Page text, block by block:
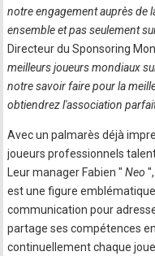
notre engagement auprès de
ensemble et pas seulement
Directeur du Sponsoring
meilleurs joueurs mondiaux
notre savoir faire pour la
obtiendrez l'association
Avec un palmarès déjà
joueurs professionnels
Leur manager Fabien " Neo
est une figure
communication pour
partage ses compétences
continuellement chaque